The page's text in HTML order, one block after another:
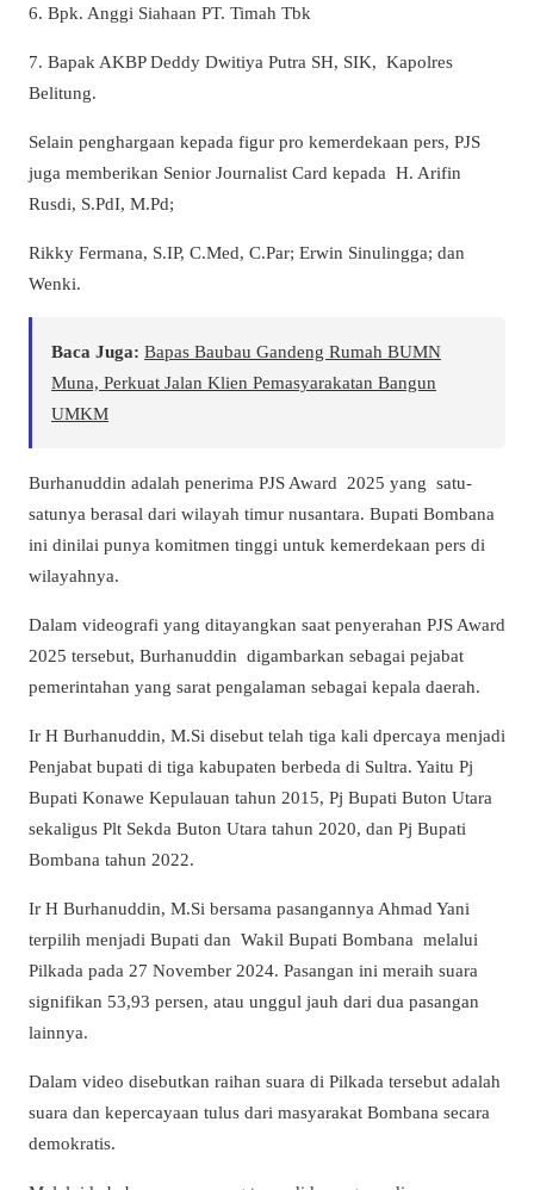
6. Bpk. Anggi Siahaan PT. Timah Tbk
7. Bapak AKBP Deddy Dwitiya Putra SH, SIK, Kapolres
Belitung.
Selain penghargaan kepada figur pro kemerdekaan pers, PJS
juga memberikan Senior Journalist Card kepada H. Arifin
Rusdi, S.PdI, M.Pd;
Rikky Fermana, S.IP, C.Med, C.Par; Erwin Sinulingga; dan
Wenki.
Baca Juga: Bapas Baubau Gandeng Rumah BUMN
Muna, Perkuat Jalan Klien Pemasyarakatan Bangun
UMKM
Burhanuddin adalah penerima PJS Award 2025 yang satu-
satunya berasal dari wilayah timur nusantara. Bupati Bombana
ini dinilai punya komitmen tinggi untuk kemerdekaan pers di
wilayahnya.
Dalam videografi yang ditayangkan saat penyerahan PJS Award
2025 tersebut, Burhanuddin digambarkan sebagai pejabat
pemerintahan yang sarat pengalaman sebagai kepala daerah.
Ir H Burhanuddin, M.Si disebut telah tiga kali dpercaya menjadi
Penjabat bupati di tiga kabupaten berbeda di Sultra. Yaitu Pj
Bupati Konawe Kepulauan tahun 2015, Pj Bupati Buton Utara
sekaligus Plt Sekda Buton Utara tahun 2020, dan Pj Bupati
Bombana tahun 2022.
Ir H Burhanuddin, M.Si bersama pasangannya Ahmad Yani
terpilih menjadi Bupati dan Wakil Bupati Bombana melalui
Pilkada pada 27 November 2024. Pasangan ini meraih suara
signifikan 53,93 persen, atau unggul jauh dari dua pasangan
lainnya.
Dalam video disebutkan raihan suara di Pilkada tersebut adalah
suara dan kepercayaan tulus dari masyarakat Bombana secara
demokratis.